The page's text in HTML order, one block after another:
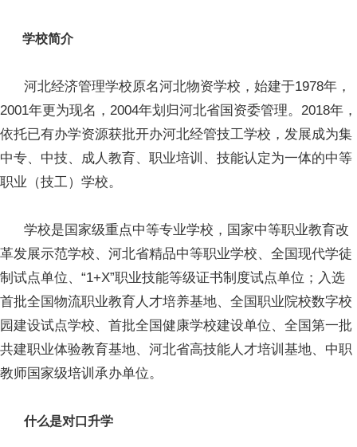
学校简介
河北经济管理学校原名河北物资学校，始建于1978年，
2001年更为现名，2004年划归河北省国资委管理。2018年，
依托已有办学资源获批开办河北经管技工学校，发展成为集
中专、中技、成人教育、职业培训、技能认定为一体的中等
职业（技工）学校。
学校是国家级重点中等专业学校，国家中等职业教育改
革发展示范学校、河北省精品中等职业学校、全国现代学徒
制试点单位、“1+X”职业技能等级证书制度试点单位；入选
首批全国物流职业教育人才培养基地、全国职业院校数字校
园建设试点学校、首批全国健康学校建设单位、全国第一批
共建职业体验教育基地、河北省高技能人才培训基地、中职
教师国家级培训承办单位。
什么是对口升学